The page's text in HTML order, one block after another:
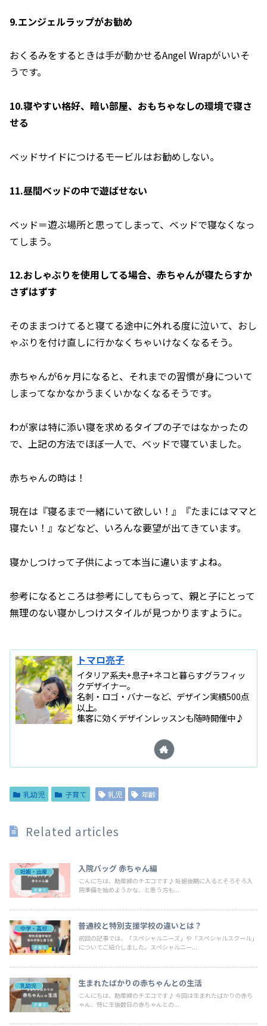
9.エンジェルラップがお勧め
おくるみをするときは手が動かせるAngel Wrapがいいそ
うです。
10.寝やすい格好、暗い部屋、おもちゃなしの環境で寝さ
せる
ベッドサイドにつけるモービルはお勧めしない。
11.昼間ベッドの中で遊ばせない
ベッド＝遊ぶ場所と思ってしまって、ベッドで寝なくなっ
てしまう。
12.おしゃぶりを使用してる場合、赤ちゃんが寝たらすか
さずはずす
そのままつけてると寝てる途中に外れる度に泣いて、おし
ゃぶりを付け直しに行かなくちゃいけなくなるそう。
赤ちゃんが6ヶ月になると、それまでの習慣が身について
しまってなかなかうまくいかなくなるそうです。
わが家は特に添い寝を求めるタイプの子ではなかったの
で、上記の方法でほぼ一人で、ベッドで寝ていました。
赤ちゃんの時は！
現在は『寝るまで一緒にいて欲しい！』『たまにはママと
寝たい！』などなど、いろんな要望が出てきています。
寝かしつけって子供によって本当に違いますよね。
参考になるところは参考にしてもらって、親と子にとって
無理のない寝かしつけスタイルが見つかりますように。
トマロ亮子
イタリア系夫+息子+ネコと暮らすグラフィッ
クデザイナー。
名刺・ロゴ・バナーなど、デザイン実績500点
以上。
集客に効くデザインレッスンも随時開催中♪
乳幼児 子育て 乳児 年齢
Related articles
妊娠・出産 入院バッグ 赤ちゃん編
こんにちは、助産婦のチエコです♪ 妊娠後期に入るとそろそろ入
院準備を始めようかな、と思う方も...
中学・高校 普通校と特別支援学校の違いとは？
前回の記事では、「スペシャルニーズ」や「スペシャルスクール」
についてご紹介しました。スペシャルニー...
乳幼児 生まれたばかりの赤ちゃんとの生活
こんにちは、助産婦のチエコです♪ 今回は生まれたばかりの赤ち
ゃん、特に生後数日の赤ちゃんとの...